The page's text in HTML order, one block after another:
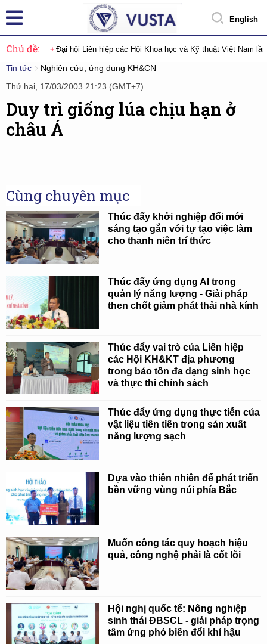
English
Chủ đề: Đại hội Liên hiệp các Hội Khoa học và Kỹ thuật Việt Nam
Tin tức
Nghiên cứu, ứng dụng KH&CN
Thứ hai, 17/03/2003 21:23 (GMT+7)
Duy trì giống lúa chịu hạn ở
châu Á
Cùng chuyên mục
Thúc đẩy khởi nghiệp đổi mới
sáng tạo gắn với tự tạo việc làm
cho thanh niên trí thức
Thúc đẩy ứng dụng AI trong
quản lý năng lượng - Giải pháp
then chốt giảm phát thải nhà kính
Thúc đẩy vai trò của Liên hiệp
các Hội KH&KT địa phương
trong bảo tồn đa dạng sinh học
và thực thi chính sách
Thúc đẩy ứng dụng thực tiễn của
vật liệu tiên tiến trong sản xuất
năng lượng sạch
Dựa vào thiên nhiên để phát triển
bền vững vùng núi phía Bắc
Muốn công tác quy hoạch hiệu
quả, công nghệ phải là cốt lõi
Hội nghị quốc tế: Nông nghiệp
sinh thái ĐBSCL - giải pháp trọng
tâm ứng phó biến đổi khí hậu